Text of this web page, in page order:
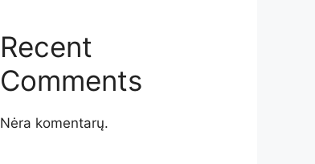
Recent
Comments
Nėra komentarų.